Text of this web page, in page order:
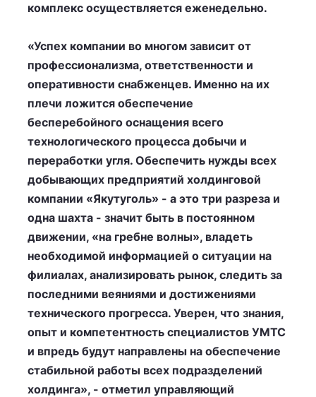
комплекс осуществляется еженедельно.
«Успех компании во многом зависит от
профессионализма, ответственности и
оперативности снабженцев. Именно на их
плечи ложится обеспечение
бесперебойного оснащения всего
технологического процесса добычи и
переработки угля. Обеспечить нужды всех
добывающих предприятий холдинговой
компании «Якутуголь» - а это три разреза и
одна шахта - значит быть в постоянном
движении, «на гребне волны», владеть
необходимой информацией о ситуации на
филиалах, анализировать рынок, следить за
последними веяниями и достижениями
технического прогресса. Уверен, что знания,
опыт и компетентность специалистов УМТС
и впредь будут направлены на обеспечение
стабильной работы всех подразделений
холдинга», - отметил управляющий